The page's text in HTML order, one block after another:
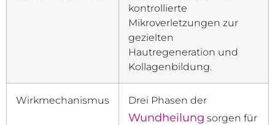
kontrollierte
Mikroverletzungen zur
gezielten
Hautregeneration und
Kollagenbildung.
Wirkmechanismus Drei Phasen der
Wundheilung sorgen für